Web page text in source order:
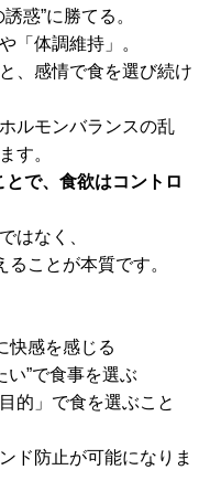
惑”に勝てる。
「体調維持」。
、感情で食を選び続け
ルモンバランスの乱
す。
で、食欲はコントロ
はなく、
ることが本質です。
快感を感じる
い”で食事を選ぶ
的」で食を選ぶこと
ド防止が可能になりま